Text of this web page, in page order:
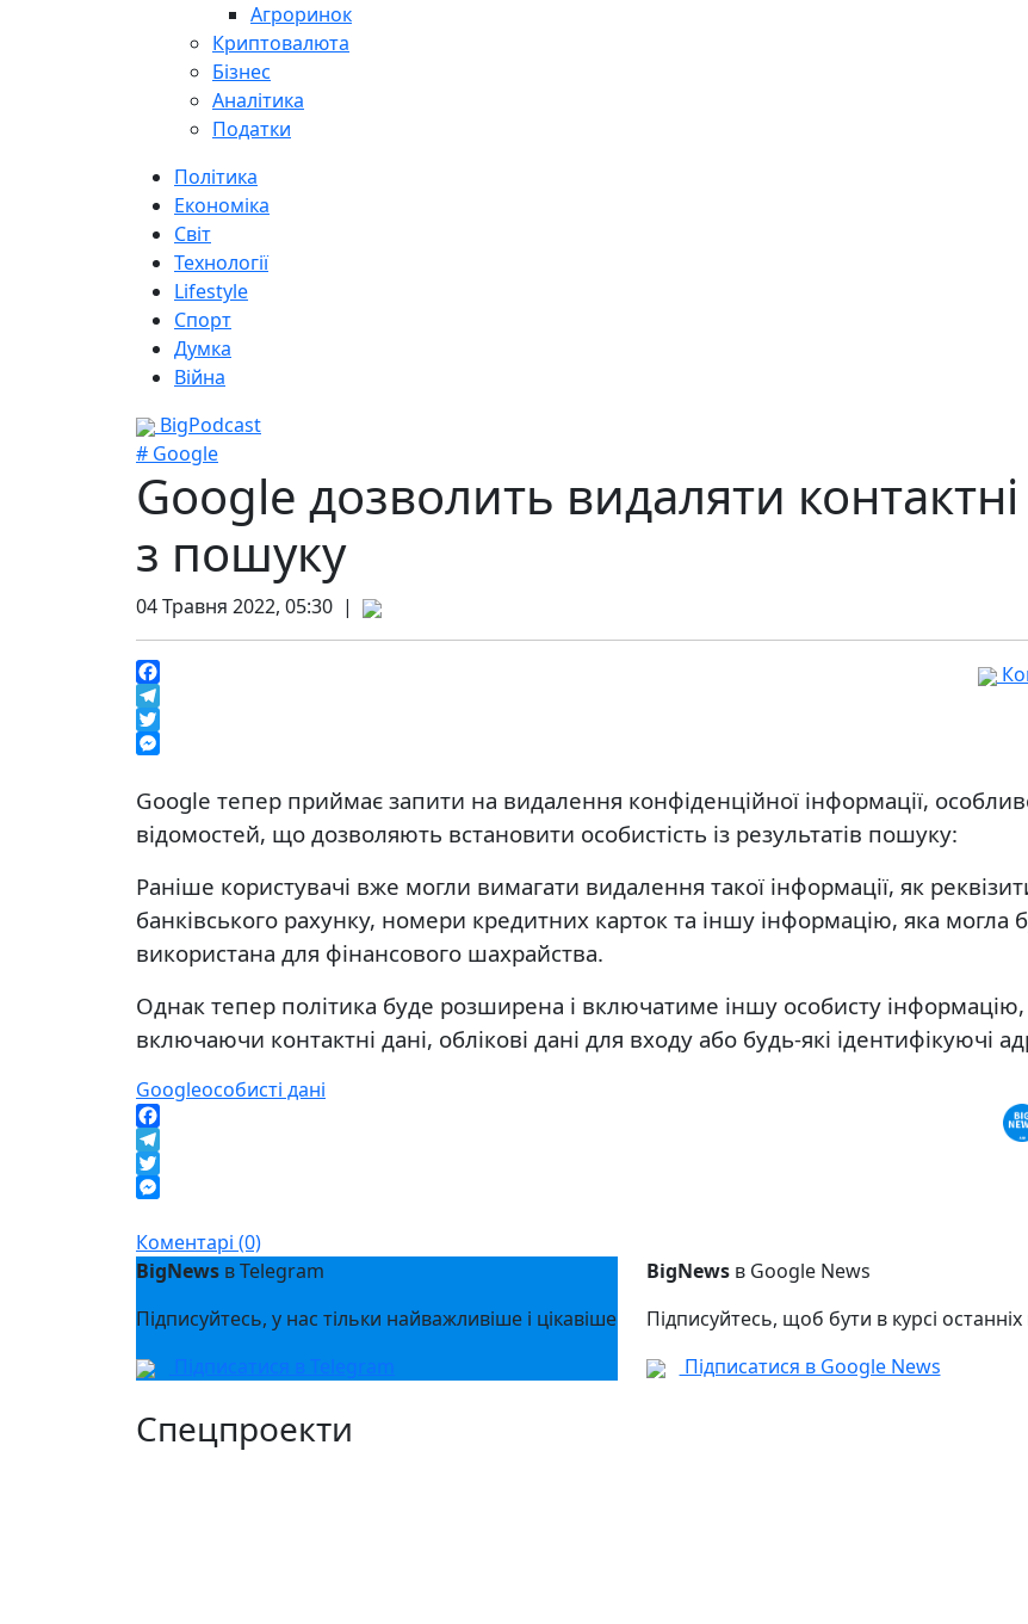
Агроринок
Криптовалюта
Бізнес
Аналітика
Податки
Політика
Економіка
Світ
Технології
Lifestyle
Спорт
Думка
Війна
BigPodcast
# Google
Google дозволить видаляти контактні
з пошуку
04 Травня 2022, 05:30 |
Facebook
Telegram
Twitter
Google тепер приймає запити на видалення конфіденційної інформації,
відомостей, що дозволяють встановити особистість із результатів пошуку:
Раніше користувачі вже могли вимагати видалення такої інформації, як
банківського рахунку, номери кредитних карток та іншу інформацію, яка могла
використана для фінансового шахрайства.
Однак тепер політика буде розширена і включатиме іншу особисту інформацію,
включаючи контактні дані, облікові дані для входу або будь-які ідентифікуючі
Googleособисті дані
Facebook
Telegram
Twitter
Коментарі (0)
BigNews в Telegram
Підписуйтесь, у нас тільки найважливіше і цікавіше
Підписатися в Telegram
BigNewsв Google News
Підписуйтесь, щоб бути в курсі останніх
Підписатися в Google News
Спецпроекти